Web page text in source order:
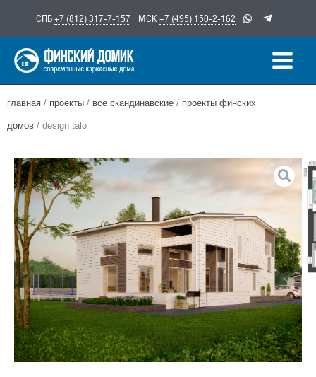
содержимому
СПБ+7 (812) 317-7-157 МСК +7 (495) 150-2-162
главная / проекты / все скандинавские / проекты финских
домов / design talo